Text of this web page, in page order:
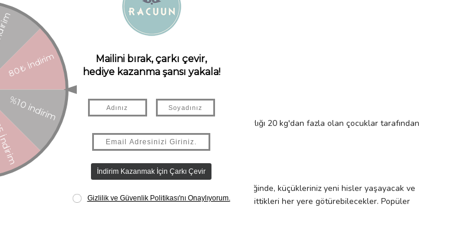
uygunluğu garanti eder. Halka açık yollarda kullanmayın. Ağırlığı 20 kg'dan fazla olan çocuklar tarafından
direnç.
muhteşem klasik metal arabanın direksiyonunda, ebeveynlerinin eşliğinde, küçükleriniz yeni hisler yaşayacak ve
yavaşlayabilecekler, dönebilecekler ve Doudou'yu gittikleri her yere götürebilecekler. Popüler
olmazdır!